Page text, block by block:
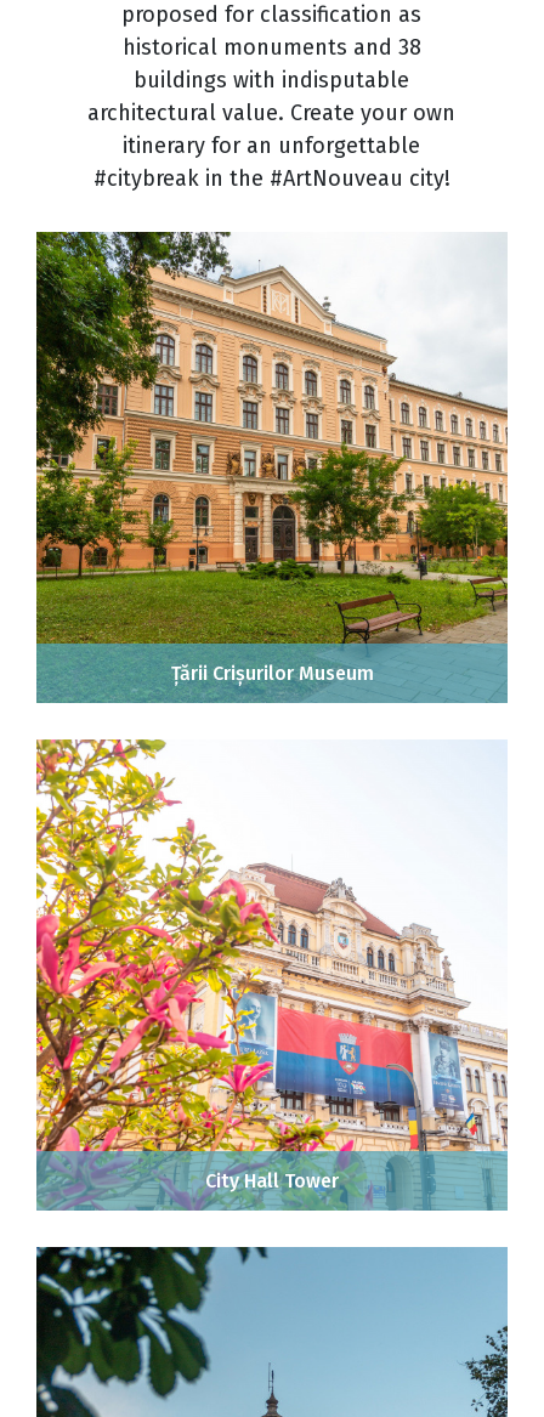
proposed for classification as
historical monuments and 38
buildings with indisputable
architectural value. Create your own
itinerary for an unforgettable
#citybreak in the #ArtNouveau city!
Țării Crișurilor Museum
City Hall Tower